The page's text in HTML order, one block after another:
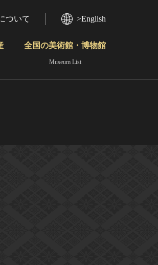
ついて >English
全国の美術館・博物館
Museum List